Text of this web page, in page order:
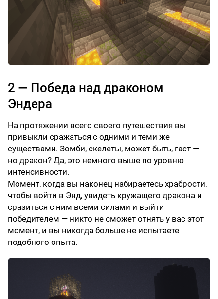
2 — Победа над драконом
Эндера
На протяжении всего своего путешествия вы
привыкли сражаться с одними и теми же
существами. Зомби, скелеты, может быть, гаст —
но дракон? Да, это немного выше по уровню
интенсивности.
Момент, когда вы наконец набираетесь храбрости,
чтобы войти в Энд, увидеть кружащего дракона и
сразиться с ним всеми силами и выйти
победителем — никто не сможет отнять у вас этот
момент, и вы никогда больше не испытаете
подобного опыта.